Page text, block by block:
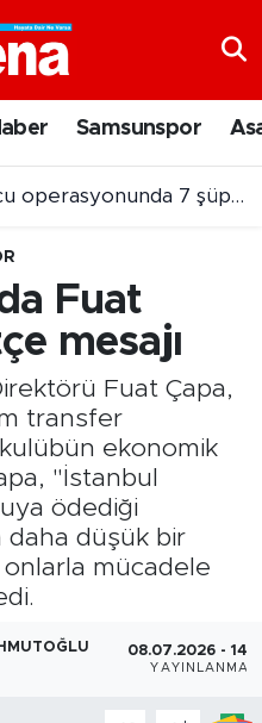
Samsunspor
7 şüpheli cezaevine gönderildi
Fuat
mesajı
Fuat Çapa,
transfer
ekonomik
"İstanbul
ödediği
daha düşük bir
mücadele
08.07.2026 -
YAYINLANMA
ve Fikstür